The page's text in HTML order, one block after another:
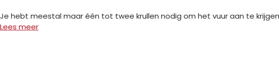
Je hebt meestal maar één tot twee krullen nodig om het vuur aan te
Ideaal voor wie af en toe de barbecue aansteekt of een avond lang wil
Lees meer